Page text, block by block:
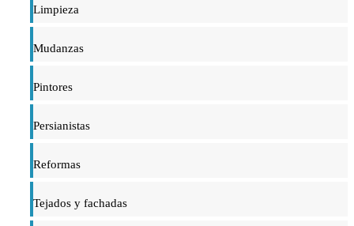
Limpieza
Mudanzas
Pintores
Persianistas
Reformas
Tejados y fachadas